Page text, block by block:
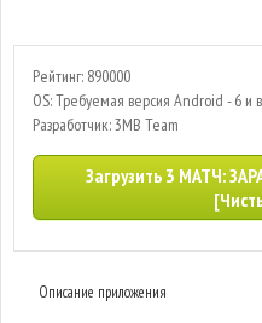
Рейтинг: 890000
OS: Требуемая версия Android - 6 и
Разработчик: 3MB Team
Загрузить 3 МАТЧ:
Описание приложения